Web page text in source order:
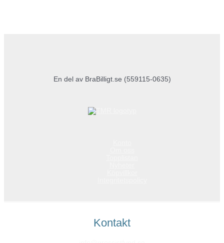
En del av BraBilligt.se (559115-0635)
Kontakt